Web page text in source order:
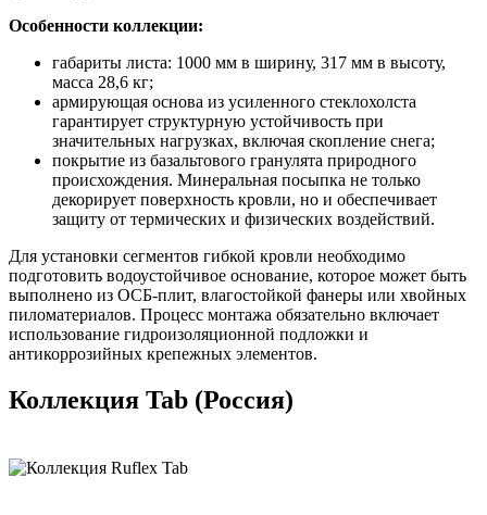
Особенности коллекции:
габариты листа: 1000 мм в ширину, 317 мм в высоту,
масса 28,6 кг;
армирующая основа из усиленного стеклохолста
гарантирует структурную устойчивость при
значительных нагрузках, включая скопление снега;
покрытие из базальтового гранулята природного
происхождения. Минеральная посыпка не только
декорирует поверхность кровли, но и обеспечивает
защиту от термических и физических воздействий.
Для установки сегментов гибкой кровли необходимо
подготовить водоустойчивое основание, которое может быть
выполнено из ОСБ-плит, влагостойкой фанеры или хвойных
пиломатериалов. Процесс монтажа обязательно включает
использование гидроизоляционной подложки и
антикоррозийных крепежных элементов.
Коллекция Tab (Россия)